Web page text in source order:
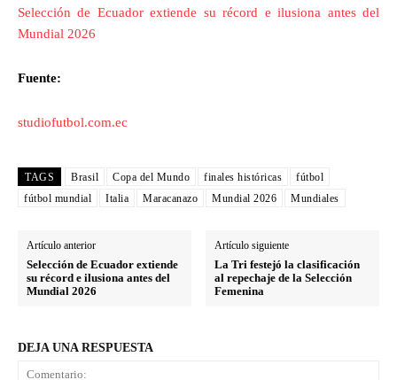
Selección de Ecuador extiende su récord e ilusiona antes del
Mundial 2026
Fuente:
studiofutbol.com.ec
TAGS Brasil Copa del Mundo finales históricas
fútbol
fútbol mundial
Italia Maracanazo Mundial 2026 Mundiales
Artículo anterior
Selección de Ecuador extiende
su récord e ilusiona antes del
Mundial 2026
Artículo siguiente
La Tri festejó la clasificación
al repechaje de la Selección
Femenina
DEJA UNA RESPUESTA